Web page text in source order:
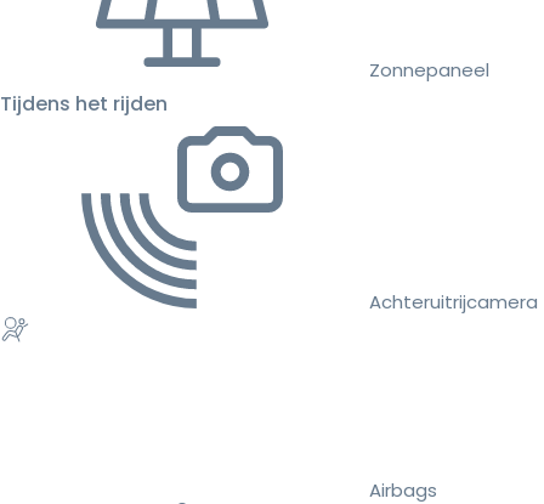
Zonnepaneel
Tijdens het rijden
Achteruitrijcamera
Airbags